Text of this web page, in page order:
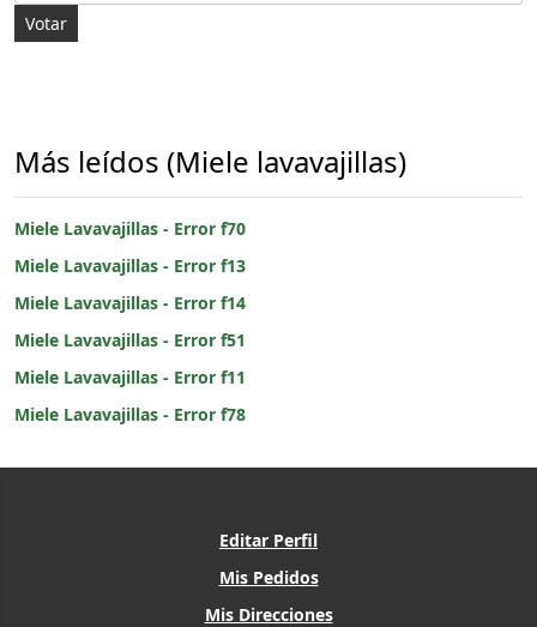
Más leídos (Miele lavavajillas)
Miele Lavavajillas - Error f70
Miele Lavavajillas - Error f13
Miele Lavavajillas - Error f14
Miele Lavavajillas - Error f51
Miele Lavavajillas - Error f11
Miele Lavavajillas - Error f78
Editar Perfil
Mis Pedidos
Mis Direcciones